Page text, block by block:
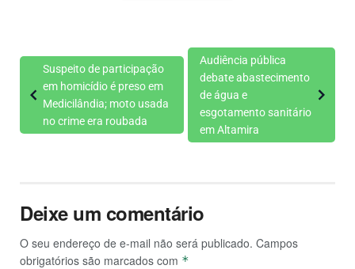
Suspeito de participação
em homicídio é preso em
Medicilândia; moto usada
no crime era roubada
Audiência pública
debate abastecimento
de água e
esgotamento sanitário
em Altamira
Deixe um comentário
O seu endereço de e-mail não será publicado. Campos
obrigatórios são marcados com *